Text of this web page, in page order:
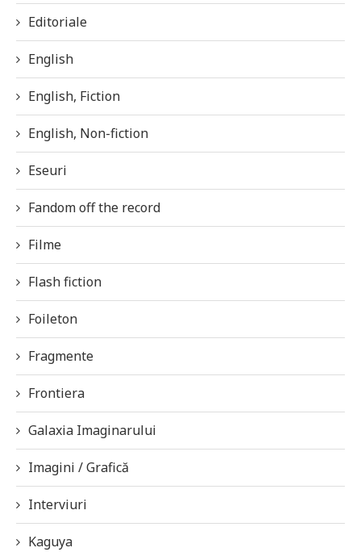
Editoriale
English
English, Fiction
English, Non-fiction
Eseuri
Fandom off the record
Filme
Flash fiction
Foileton
Fragmente
Frontiera
Galaxia Imaginarului
Imagini / Grafică
Interviuri
Kaguya